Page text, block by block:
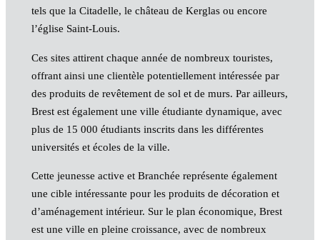
tels que la Citadelle, le château de Kerglas ou encore
l’église Saint-Louis.
Ces sites attirent chaque année de nombreux touristes,
offrant ainsi une clientèle potentiellement intéressée par
des produits de revêtement de sol et de murs. Par ailleurs,
Brest est également une ville étudiante dynamique, avec
plus de 15 000 étudiants inscrits dans les différentes
universités et écoles de la ville.
Cette jeunesse active et Branchée représente également
une cible intéressante pour les produits de décoration et
d’aménagement intérieur. Sur le plan économique, Brest
est une ville en pleine croissance, avec de nombreux